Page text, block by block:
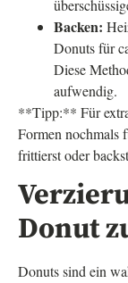
Backen:
Donuts für
Diese
aufwendig.
**Tipp:** Für
Formen nochmals
frittierst oder
Donut
Donuts sind ein